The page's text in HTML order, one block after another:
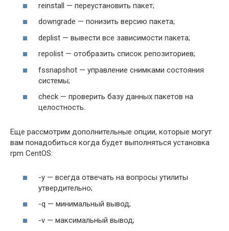
reinstall — переустановить пакет;
downgrade — понизить версию пакета;
deplist — вывести все зависимости пакета;
repolist — отобразить список репозиториев;
fssnapshot — управление снимками состояния
системы;
check — проверить базу данных пакетов на
целостность.
Еще рассмотрим дополнительные опции, которые могут
вам понадобиться когда будет выполняться установка
rpm CentOS:
-y — всегда отвечать на вопросы утилиты
утвердительно;
-q — минимальный вывод;
-v — максимальный вывод;